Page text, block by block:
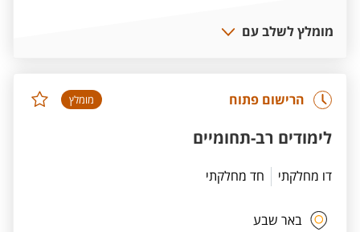
מומלץ לשלב עם
מומלץ הרישום פתוח
לימודים רב-תחומיים
דו מחלקתי חד מחלקתי
באר שבע